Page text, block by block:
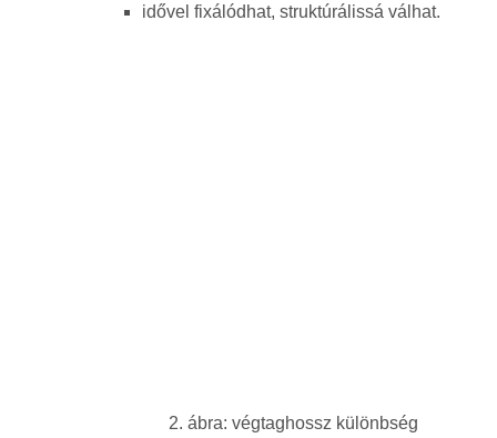
idővel fixálódhat, struktúrálissá válhat.
2. ábra: végtaghossz különbség